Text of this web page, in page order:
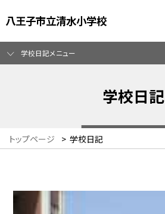
八王子市立清水小学校
学校日記メニュー
学校日記
トップページ > 学校日記